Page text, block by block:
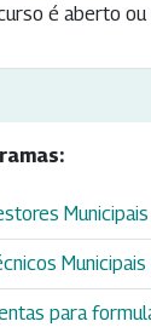
é aberto
Municipais
para